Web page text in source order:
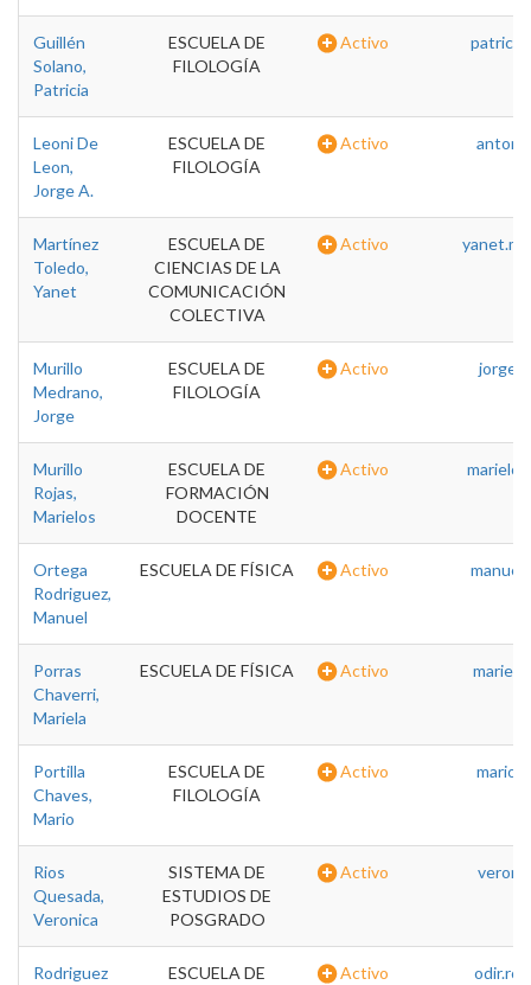
Guillén
Solano,
Patricia
ESCUELA DE
FILOLOGÍA
Activo
Leoni De
Leon,
Jorge A.
ESCUELA DE
FILOLOGÍA
Activo
Martínez
Toledo,
Yanet
ESCUELA DE
CIENCIAS DE LA
COMUNICACIÓN
COLECTIVA
Activo
Murillo
Medrano,
Jorge
ESCUELA DE
FILOLOGÍA
Activo
Murillo
Rojas,
Marielos
ESCUELA DE
FORMACIÓN
DOCENTE
Activo
Ortega
Rodriguez,
Manuel
ESCUELA DE FÍSICA Activo
Porras
Chaverri,
Mariela
ESCUELA DE FÍSICA Activo
Portilla
Chaves,
Mario
ESCUELA DE
FILOLOGÍA
Activo
Rios
Quesada,
Veronica
SISTEMA DE
ESTUDIOS DE
POSGRADO
Activo
Rodriguez
ESCUELA DE
Activo